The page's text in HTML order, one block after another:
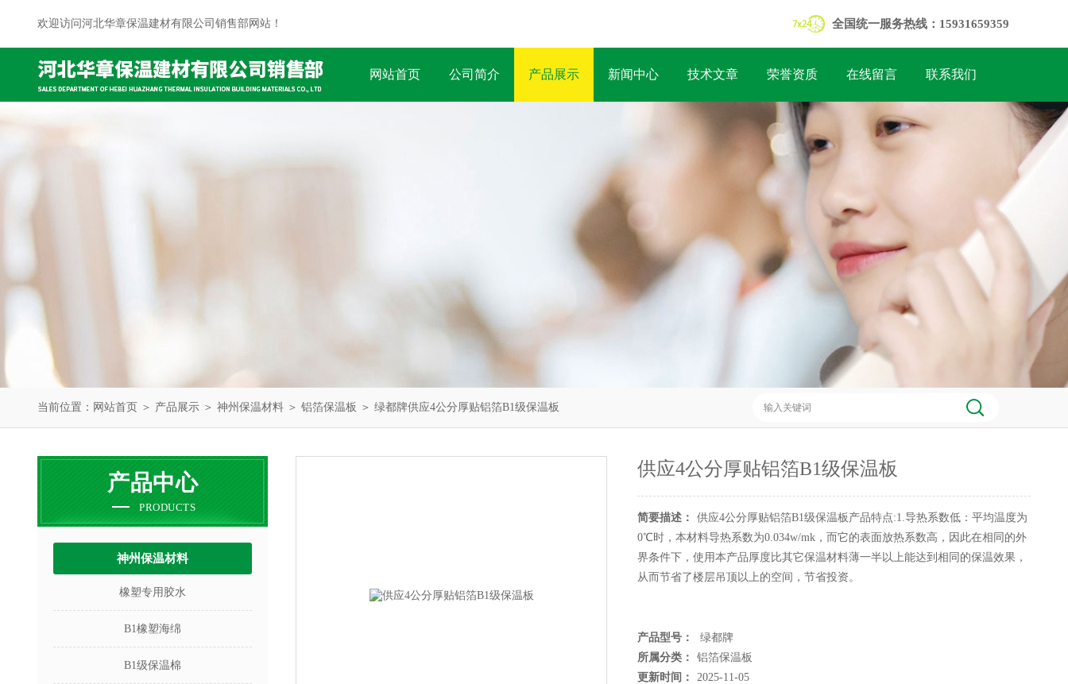
欢迎访问河北华章保温建材有限公司销售部网站！ 全国统一服务热线：15931659359
网站首页 公司简介 产品展示 新闻中心 技术文章 荣誉资质 在线留言 联系我们
当前位置： 网站首页 ＞ 产品展示 ＞ 神州保温材料 ＞ 铝箔保温板 ＞ 绿都牌供应4公分厚贴铝箔B1级保温板
产品中心
PRODUCTS
神州保温材料
橡塑专用胶水
B1橡塑海绵
B1级保温棉
供应4公分厚贴铝箔B1级保温板
简要描述：
供应4公分厚贴铝箔B1级保温板产品特点:1.导热系数低：平均温度为
0℃时，本材料导热系数为0.034w/mk，而它的表面放热系数高，因此在相同的外
界条件下，使用本产品厚度比其它保温材料薄一半以上能达到相同的保温效果，
从而节省了楼层吊顶以上的空间，节省投资。
产品型号：
绿都牌
所属分类：
铝箔保温板
更新时间：
2025-11-05